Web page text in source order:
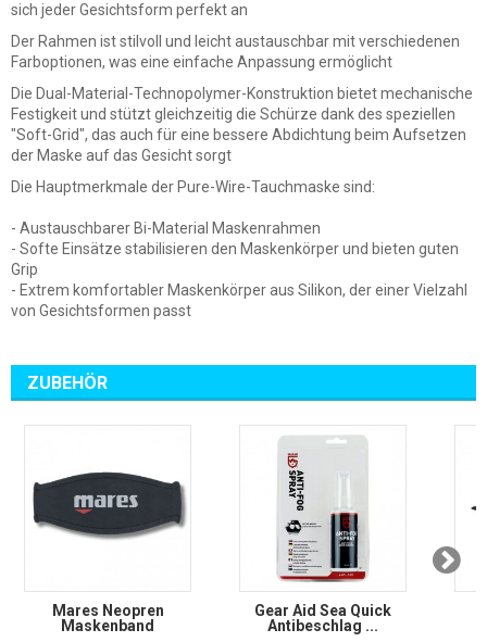
sich jeder Gesichtsform perfekt an
Der Rahmen ist stilvoll und leicht austauschbar mit verschiedenen
Farboptionen, was eine einfache Anpassung ermöglicht
Die Dual-Material-Technopolymer-Konstruktion bietet mechanische
Festigkeit und stützt gleichzeitig die Schürze dank des speziellen
"Soft-Grid", das auch für eine bessere Abdichtung beim Aufsetzen
der Maske auf das Gesicht sorgt
Die Hauptmerkmale der Pure-Wire-Tauchmaske sind:
- Austauschbarer Bi-Material Maskenrahmen
- Softe Einsätze stabilisieren den Maskenkörper und bieten guten
Grip
- Extrem komfortabler Maskenkörper aus Silikon, der einer Vielzahl
von Gesichtsformen passt
ZUBEHÖR
Mares Neopren
Maskenband
Gear Aid Sea Quick
Antibeschlag ...